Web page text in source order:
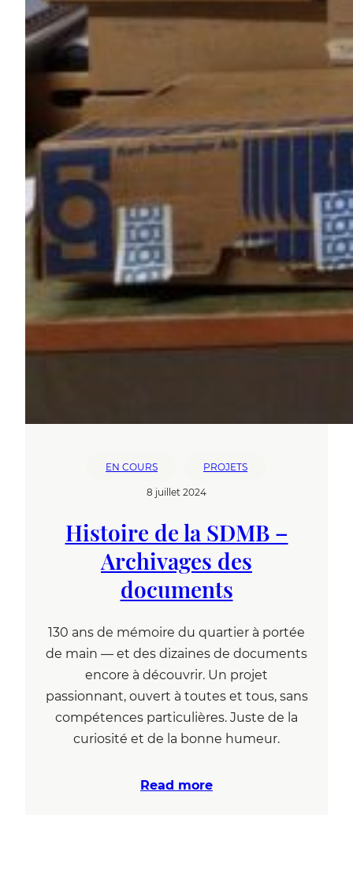
EN COURS PROJETS
8 juillet 2024
Histoire de la SDMB –
Archivages des
documents
130 ans de mémoire du quartier à portée
de main — et des dizaines de documents
encore à découvrir. Un projet
passionnant, ouvert à toutes et tous, sans
compétences particulières. Juste de la
curiosité et de la bonne humeur.
Read more